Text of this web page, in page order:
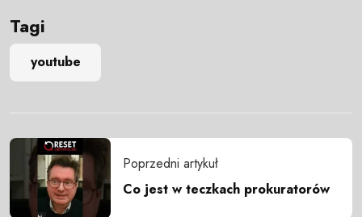
Tagi
youtube
Poprzedni artykuł
Co jest w teczkach prokuratorów